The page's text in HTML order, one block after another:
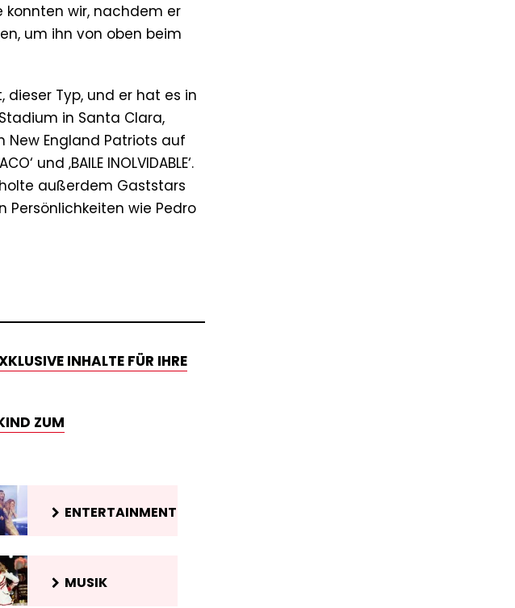
konnten wir, nachdem er
um ihn von oben beim
dieser Typ, und er hat es in
in Santa Clara,
New England Patriots auf
und ‚BAILE INOLVIDABLE‘.
außerdem Gaststars
Persönlichkeiten wie Pedro
INHALTE FÜR IHRE
ZUM
ENTERTAINMENT
MUSIK